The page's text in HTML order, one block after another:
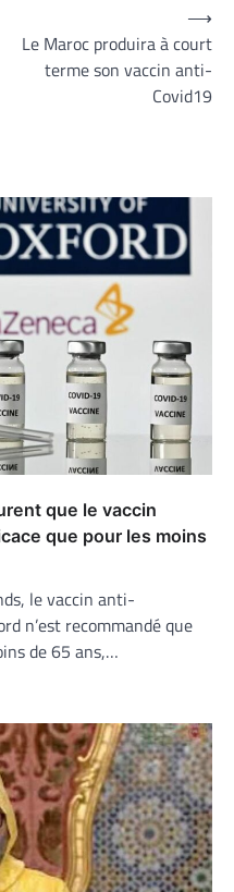
Le Maroc produira à court
terme son vaccin anti-
Covid19
⟶
que le vaccin
que pour les moins
le vaccin anti-
n’est recommandé que
de 65 ans,…